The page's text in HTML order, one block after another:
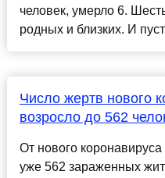
человек, умерло 6.
родных и близких. И
Число жертв нового
возросло до 562
От нового
уже 562 зараженных